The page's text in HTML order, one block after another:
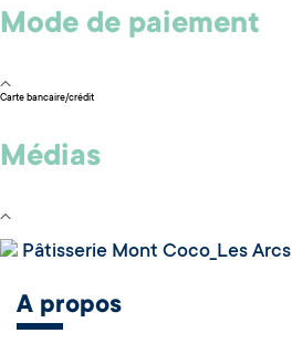
Mode de paiement
Carte bancaire/crédit
Médias
Pâtisserie Mont Coco_Les Arcs
A propos